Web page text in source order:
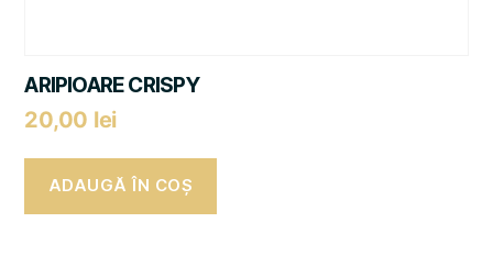
ARIPIOARE CRISPY
20,00 lei
ADAUGĂ ÎN COȘ